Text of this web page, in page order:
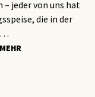
jeder von uns hat
die in der